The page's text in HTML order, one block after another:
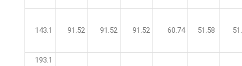
60.74
91.52
91.52
91.52
143.1
193.1